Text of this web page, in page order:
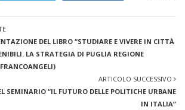
DEL LIBRO “STUDIARE E VIVERE IN CITTÀ
LA STRATEGIA DI PUGLIA REGIONE
ARTICOLO SUCCESSIVO
SEMINARIO “IL FUTURO DELLE POLITICHE URBANE
IN ITALIA”